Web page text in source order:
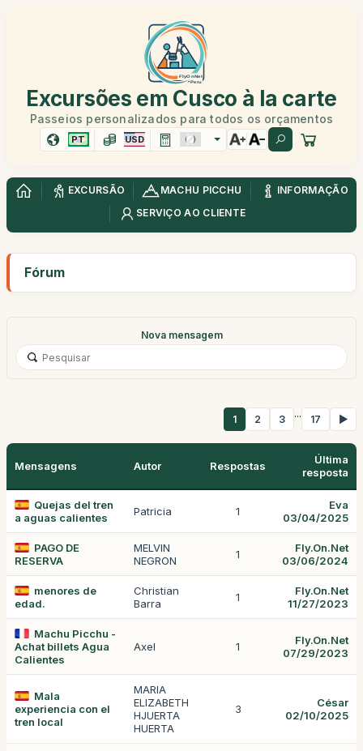
Excursões em Cusco à la carte
Passeios personalizados para todos os orçamentos
PT USD
EXCURSÃO MACHU PICCHU
INFORMAÇÃO
SERVIÇO AO CLIENTE
Fórum
Nova mensagem
1 2 3 ... 17 ▶
Mensagens Autor Respostas
Última
resposta
Quejas del tren
a aguas calientes
Patricia 1
Eva
03/04/2025
PAGO DE
RESERVA
MELVIN
NEGRON
1
Fly.On.Net
03/06/2024
menores de
edad.
Christian
Barra
1
Fly.On.Net
11/27/2023
Machu Picchu -
Achat billets Agua
Calientes
Axel 1
Fly.On.Net
07/29/2023
Mala
experiencia con el
tren local
MARIA
ELIZABETH
HJUERTA
HUERTA
3
César
02/10/2025